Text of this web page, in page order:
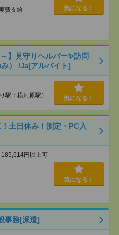
費支給
気になる！
】見守りヘルパー✨訪問
） /Ja[アルバイト]
駅：横河原駅） 気になる！
土日休み！測定・PC入
円以上可
気になる！
事務[派遣]